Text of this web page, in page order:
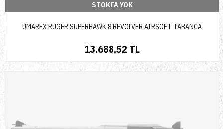
STOKTA YOK
UMAREX RUGER SUPERHAWK 8 REVOLVER AIRSOFT TABANCA
13.688,52 TL